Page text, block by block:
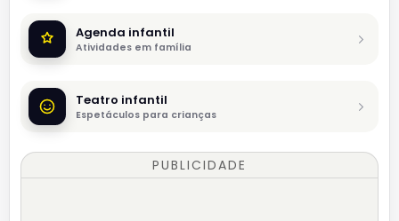
Agenda infantil
Atividades em família
Teatro infantil
Espetáculos para crianças
PUBLICIDADE